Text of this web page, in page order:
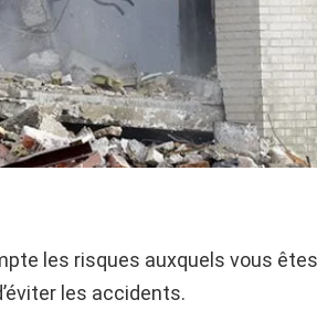
les risques auxquels vous
les accidents.